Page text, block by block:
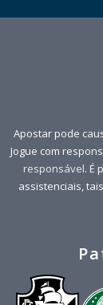
Apostar pode
Jogue com
responsável. É
assistenciais,